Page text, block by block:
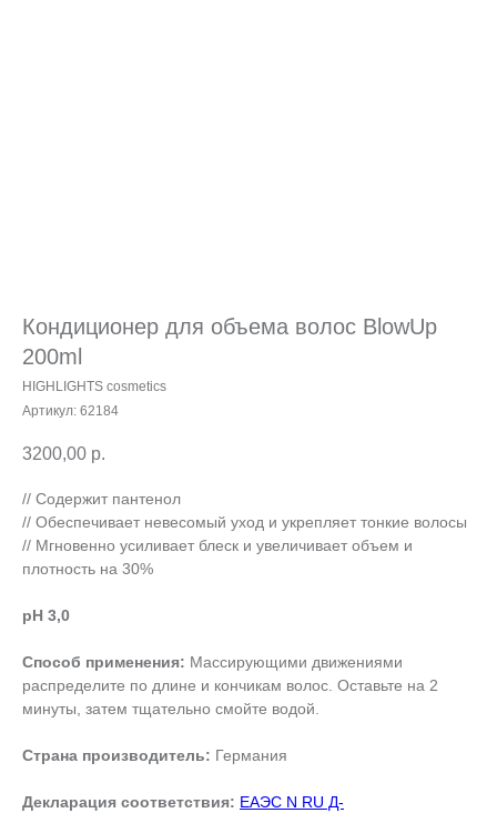
Кондиционер для объема волос BlowUp
200ml
HIGHLIGHTS cosmetics
Артикул: 62184
3200,00 р.
// Содержит пантенол
// Обеспечивает невесомый уход и укрепляет тонкие волосы
// Мгновенно усиливает блеск и увеличивает объем и
плотность на 30%
pH 3,0
Способ применения: Массирующими движениями
распределите по длине и кончикам волос. Оставьте на 2
минуты, затем тщательно смойте водой.
Страна производитель: Германия
Декларация соответствия: ЕАЭС N RU Д-